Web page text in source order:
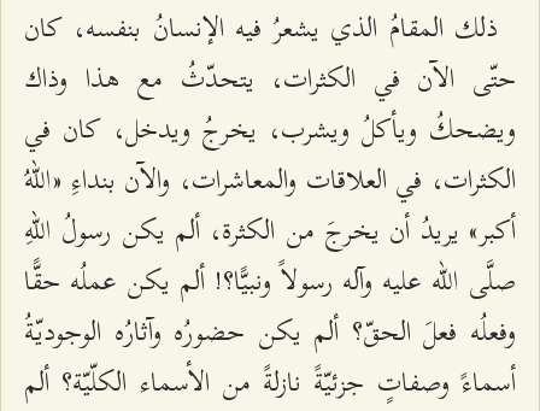
ذلك المقامُ الذي يشعرُ فيه الإنسانُ بنفسه، كان
حتّى الآن في الكثرات، يتحدّثُ مع هذا وذاك
ويضحكُ ويأكلُ ويشرب، يخرجُ ويدخل، كان في
الكثرات، في العلاقات والمعاشرات، والآن بنداءِ «اللهُ
أكبر» يريدُ أن يخرجَ من الكثرة، ألم يكن رسولُ اللهِ
صلَّى الله عليه وآله رسولاً ونبيًّا؟! ألم يكن عملُه حقًّا
وفعلُه فعلَ الحقّ؟ ألم يكن حضورُه وآثارُه الوجوديّةُ
أسماءً وصفاتٍ جزئيّةً نازلةً من الأسماء الكلّيّة؟ ألم